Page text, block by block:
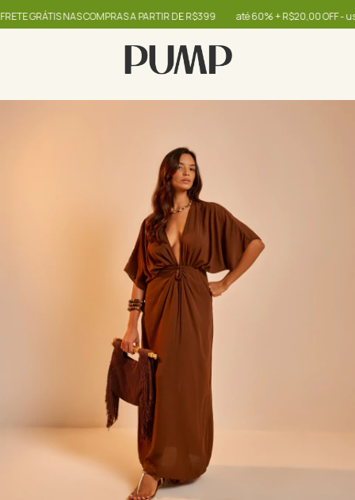
NAS COMPRAS A PARTIR DE R$399 até 60% + R$20,00 OFF - use o